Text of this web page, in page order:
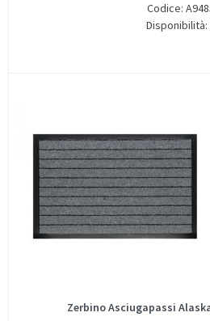
Codice:
Disponibilità:
Zerbino Asciugapassi